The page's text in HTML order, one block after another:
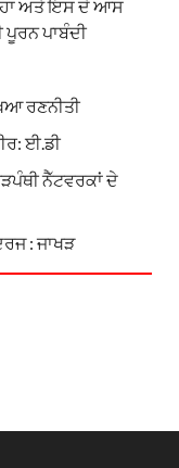
ਅਤੇ ਇਸ ਦੇ ਆਸ
ਪਾਬੰਦੀ
ਰਣਨੀਤੀ
ਈ.ਡੀ
ਨੈੱਟਵਰਕਾਂ ਦੇ
: ਜਾਖੜ